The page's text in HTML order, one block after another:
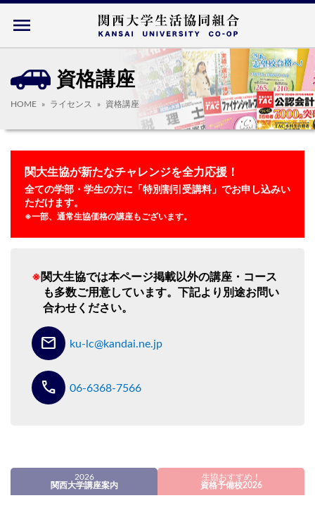
menu
資格講座
HOME ライセンス 資格講座
関大生協が新たなチャレンジを全力応援！
全ての学部・学生の方に「特別割引受講料」でお申し込みい
ただけます。
※一部、通常生協価格の講座もございます。
※関大生協では本ページ掲載以外の講座・コース
も多数ご用意しています。下記より別途お問い
合わせください。
mail ku-lc@kandai.ne.jp
call 06-6368-7566
2026
関西大学講座案内
生協おすすめ！
資格予備校2026